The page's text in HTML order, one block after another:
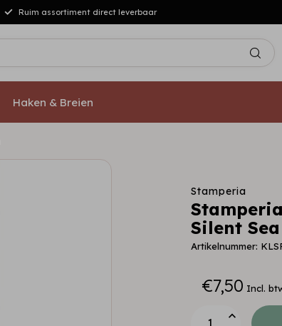
Ruim assortiment direct leverbaar
Haken & Breien
Stamperia
Silent
Artikelnummer:
€7,50 Incl.